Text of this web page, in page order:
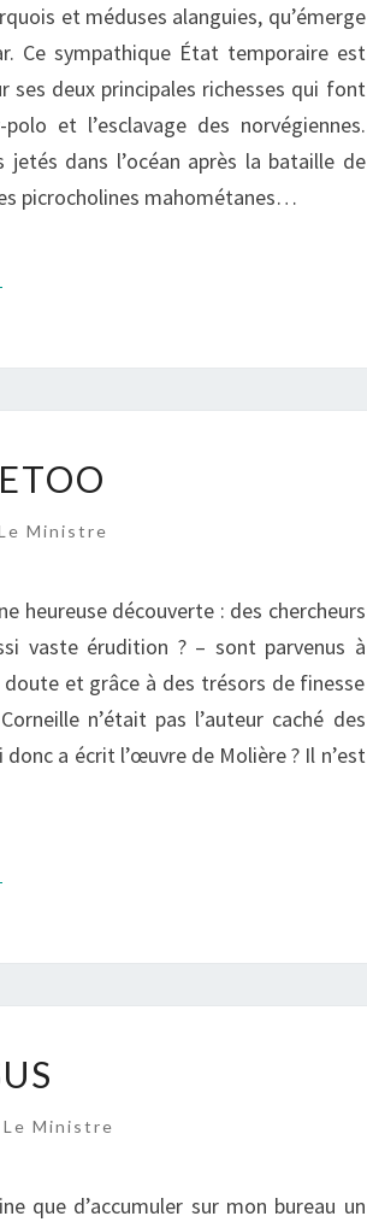
et méduses alanguies, qu’émerge
Ce sympathique État temporaire est
deux principales richesses qui font
et l’esclavage des norvégiennes.
dans l’océan après la bataille de
picrocholines mahométanes…
LA SUITE
Ministre
heureuse découverte : des chercheurs
vaste érudition ? – sont parvenus à
et grâce à des trésors de finesse
n’était pas l’auteur caché des
a écrit l’œuvre de Molière ? Il n’est
LA SUITE
Le Ministre
que d’accumuler sur mon bureau un